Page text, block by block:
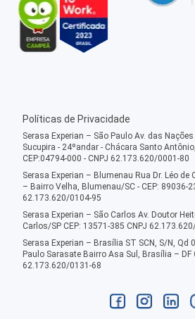
Políticas de Privacidade
Serasa Experian – São Paulo Av. das
Sucupira - 24ºandar - Chácara Santo
CEP:04794-000 - CNPJ 62.173.620/0001-80
Serasa Experian – Blumenau Rua Dr. Léo de
– Bairro Velha, Blumenau/SC - CEP: 89036-
62.173.620/0104-95
Serasa Experian – São Carlos Av. Doutor
Carlos/SP CEP: 13571-385 CNPJ
Serasa Experian – Brasília ST SCN, S/N, Qd
Paulo Sarasate Bairro Asa Sul, Brasília – DF
62.173.620/0131-68